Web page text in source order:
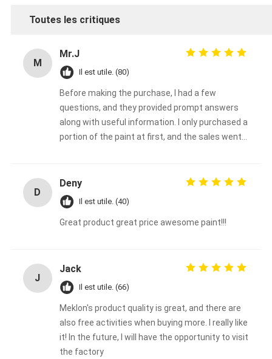
Toutes les critiques
M
Mr.J
Il est utile. (80)
Before making the purchase, I had a few
questions, and they provided prompt answers
along with useful information. I only purchased a
portion of the paint at first, and the sales went
D
Deny
Il est utile. (40)
Great product great price awesome paint!!!
J
Jack
Il est utile. (66)
Meklon's product quality is great, and there are
also free activities when buying more. I really like
it! In the future, I will have the opportunity to visit
the factory